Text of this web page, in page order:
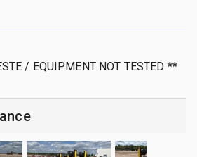
/ EQUIPMENT NOT TESTED **